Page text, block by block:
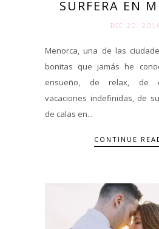
SURFERA EN
DIC 20.
Menorca, una de las
bonitas que jamás he
ensueño, de relax, de
vacaciones indefinidas, de
de calas en...
CONTINUE